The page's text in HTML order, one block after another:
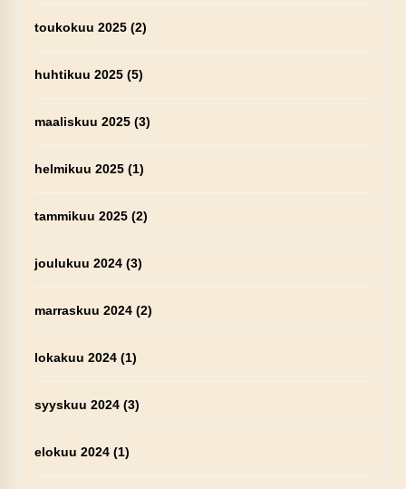
toukokuu 2025(2)
huhtikuu 2025(5)
maaliskuu 2025(3)
helmikuu 2025(1)
tammikuu 2025(2)
joulukuu 2024(3)
marraskuu 2024(2)
lokakuu 2024(1)
syyskuu 2024(3)
elokuu 2024(1)